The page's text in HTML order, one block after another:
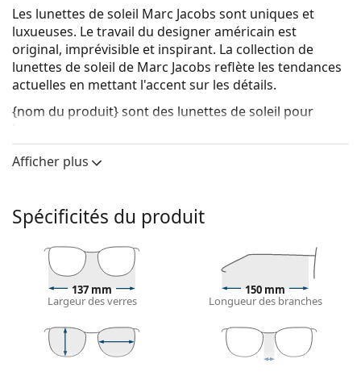
Les lunettes de soleil Marc Jacobs sont uniques et
luxueuses. Le travail du designer américain est
original, imprévisible et inspirant. La collection de
lunettes de soleil de Marc Jacobs reflète les tendances
actuelles en mettant l'accent sur les détails.
{nom du produit}sont des lunettes de soleil pour
Voyez à quoi vous ressemblez avec ces lunettes de
soleil grâce à la fonction d'essayage virtuel de
Monture de lunettes de soleil
La couleur noire de la monture s'accorde
parfaitement avec tous les types de teint et des
cheveux blonds clairs, châtains clairs ou noirs.
Les montures de lunettes de soleil pilotessont un
visage carrée, ovale ou triangulaire.
La monture des lunettes de soleil est faite d'une
Afficher plus
Spécificités du produit
137 mm
Largeur des verres
150 mm
Longueur des branches